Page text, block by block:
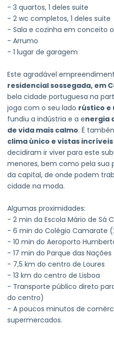
- 3 quartos, 1 deles suite
- 2 wc completos, 1 deles suite
- Sala e cozinha em conceito
- Arrumo
- 1 lugar de garagem
Este agradável
residencial sossegada, em
bela cidade portuguesa na
joga com o seu lado rústico e
fundiu a indústria e a energia
de vida mais calmo. É
clima único e vistas
decidiram ir viver para este
menores, bem como pela sua
da capital, de onde podem
cidade na moda.
Algumas proximidades:
- 2 min da Escola Mário de Sá
- 6 min do Colégio Camarate
- 10 min do Aeroporto
- 17 min do Parque das
- 7,5 km do centro de Loures
- 13 km do centro de Lisboa
- Transporte público direto
do centro)
- A poucos minutos de
supermercados.